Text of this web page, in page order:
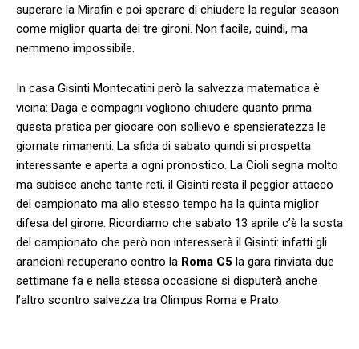
superare la Mirafin e poi sperare di chiudere la regular season
come miglior quarta dei tre gironi. Non facile, quindi, ma
nemmeno impossibile.
In casa Gisinti Montecatini però la salvezza matematica è
vicina: Daga e compagni vogliono chiudere quanto prima
questa pratica per giocare con sollievo e spensieratezza le
giornate rimanenti. La sfida di sabato quindi si prospetta
interessante e aperta a ogni pronostico. La Cioli segna molto
ma subisce anche tante reti, il Gisinti resta il peggior attacco
del campionato ma allo stesso tempo ha la quinta miglior
difesa del girone. Ricordiamo che sabato 13 aprile c’è la sosta
del campionato che però non interesserà il Gisinti: infatti gli
arancioni recuperano contro la Roma C5 la gara rinviata due
settimane fa e nella stessa occasione si disputerà anche
l’altro scontro salvezza tra Olimpus Roma e Prato.